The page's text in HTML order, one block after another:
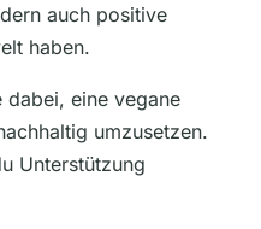
auch positive
haben.
eine vegane
umzusetzen.
Unterstützung